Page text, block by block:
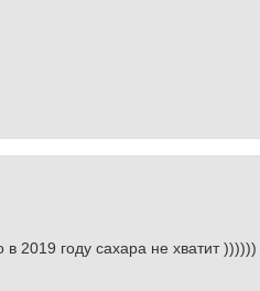
2019 году сахара не хватит ))))))